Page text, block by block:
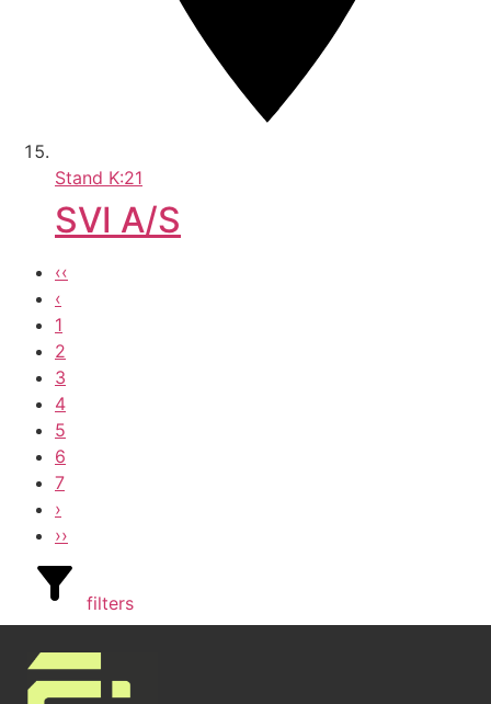
Stand K:21
SVI A/S
‹‹
‹
1
2
3
4
5
6
7
›
››
filters